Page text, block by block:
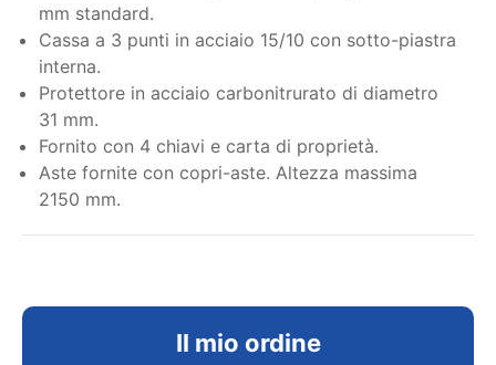
mm standard.
Cassa a 3 punti in acciaio 15/10 con sotto-piastra
interna.
Protettore in acciaio carbonitrurato di diametro
31 mm.
Fornito con 4 chiavi e carta di proprietà.
Aste fornite con copri-aste. Altezza massima
2150 mm.
Il mio ordine